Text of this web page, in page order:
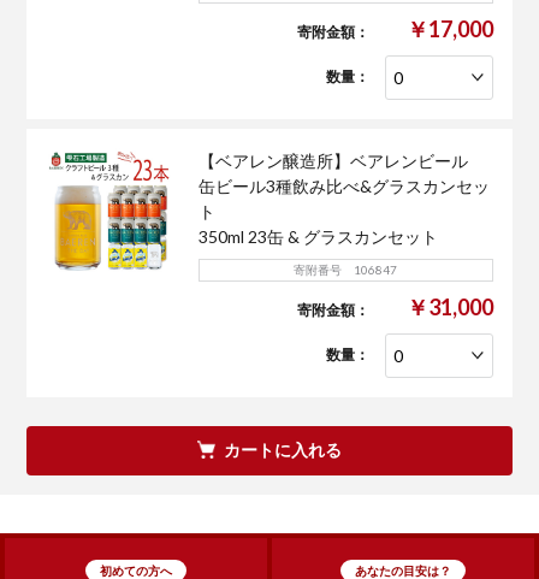
寄附金額： ￥17,000
数量：
【ベアレン醸造所】ベアレンビール
缶ビール3種飲み比べ&グラスカンセッ
ト
350ml 23缶 & グラスカンセット
寄附番号 106847
寄附金額： ￥31,000
数量：
カートに入れる
初めての方へ あなたの目安は？